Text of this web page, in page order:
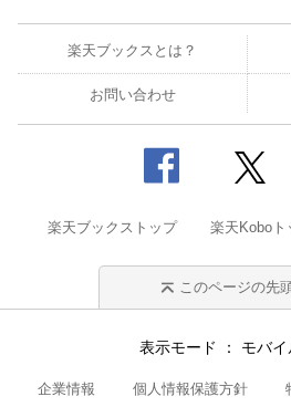
楽天ブックスとは？
お問い合わせ
楽天ブックストップ 楽天Koboト
このページの先
表示モード モバイ
企業情報 個人情報保護方針